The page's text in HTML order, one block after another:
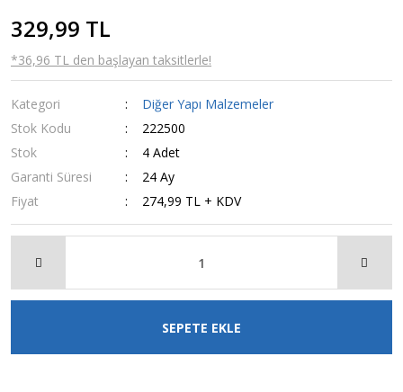
329,99 TL
*36,96 TL den başlayan taksitlerle!
Kategori
Diğer Yapı Malzemeler
Stok Kodu
222500
Stok
4 Adet
Garanti Süresi
24 Ay
Fiyat
274,99 TL + KDV
SEPETE EKLE